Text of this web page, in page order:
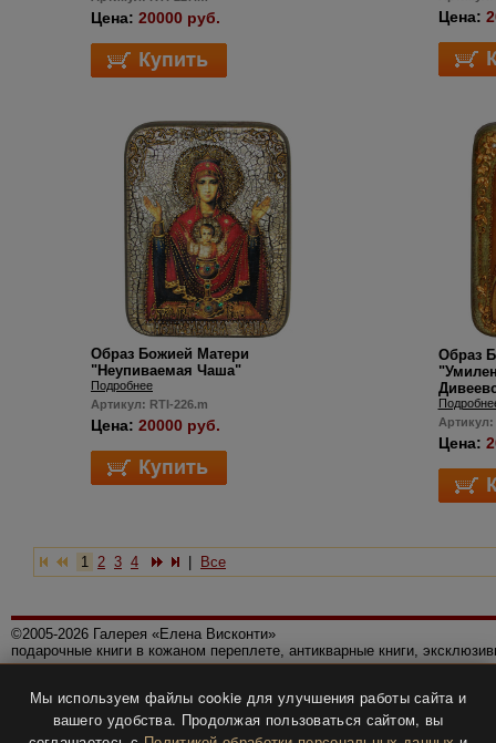
Цена: 20000 руб. Цена:
Образ Божией Матери
"Неупиваемая Чаша"
Подробнее
Артикул: RTI-226.m
Цена: 20000 руб.
Образ
Артикул:
Цена:
1 2 3 4 Все
©2005-2026 Галерея «Елена Висконти»
подарочные книги в кожаном переплете, антикварные книги,
Политика конфиденциальности
Все права защищены.
Мы используем файлы cookie для улучшения работы сайта и
вашего удобства. Продолжая пользоваться сайтом, вы